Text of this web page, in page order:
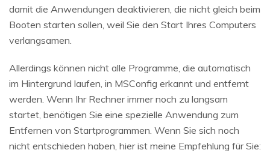
damit die Anwendungen deaktivieren, die nicht gleich beim
Booten starten sollen, weil Sie den Start Ihres Computers
verlangsamen.
Allerdings können nicht alle Programme, die automatisch
im Hintergrund laufen, in MSConfig erkannt und entfernt
werden. Wenn Ihr Rechner immer noch zu langsam
startet, benötigen Sie eine spezielle Anwendung zum
Entfernen von Startprogrammen. Wenn Sie sich noch
nicht entschieden haben, hier ist meine Empfehlung für Sie: